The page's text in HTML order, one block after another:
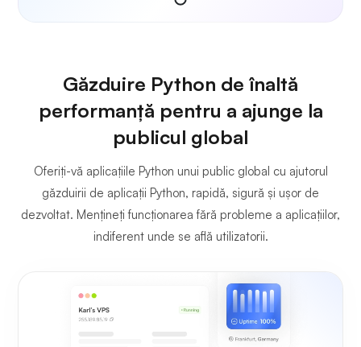
Găzduire Python de înaltă
performanță pentru a ajunge la
publicul global
Oferiți-vă aplicațiile Python unui public global cu ajutorul
găzduirii de aplicații Python, rapidă, sigură și ușor de
dezvoltat. Mențineți funcționarea fără probleme a aplicațiilor,
indiferent unde se află utilizatorii.